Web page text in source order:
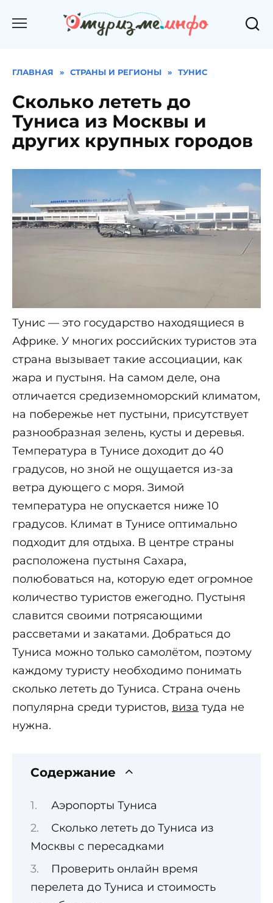
ГЛАВНАЯ » СТРАНЫ И РЕГИОНЫ » ТУНИС
Сколько лететь до
Туниса из Москвы и
других крупных городов
Тунис — это государство находящиеся в
Африке. У многих российских туристов эта
страна вызывает такие ассоциации, как
жара и пустыня. На самом деле, она
отличается средиземноморский климатом,
на побережье нет пустыни, присутствует
разнообразная зелень, кусты и деревья.
Температура в Тунисе доходит до 40
градусов, но зной не ощущается из-за
ветра дующего с моря. Зимой
температура не опускается ниже 10
градусов. Климат в Тунисе оптимально
подходит для отдыха. В центре страны
расположена пустыня Сахара,
полюбоваться на, которую едет огромное
количество туристов ежегодно. Пустыня
славится своими потрясающими
рассветами и закатами. Добраться до
Туниса можно только самолётом, поэтому
каждому туристу необходимо понимать
сколько лететь до Туниса. Страна очень
популярна среди туристов, виза туда не
нужна.
Содержание
Аэропорты Туниса
Сколько лететь до Туниса из
Москвы с пересадками
Проверить онлайн время
перелета до Туниса и стоимость